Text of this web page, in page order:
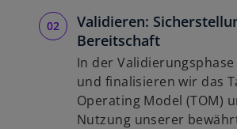
Validieren:
Bereitschaft
In der
und finalisieren wir das
Operating Model (TOM)
Nutzung unserer